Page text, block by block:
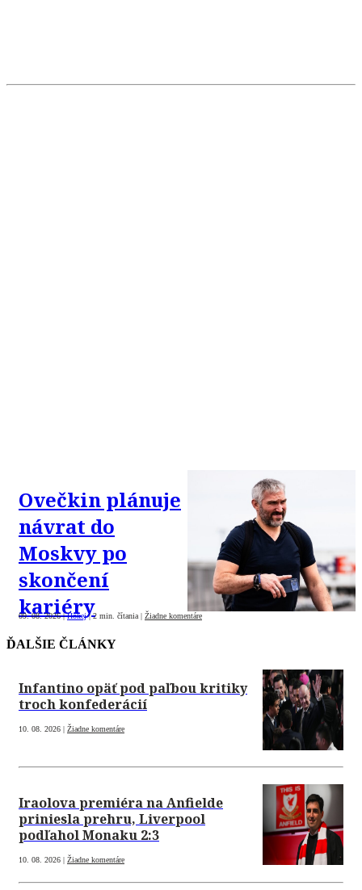
Ovečkin plánuje
návrat do
Moskvy po
skončení
kariéry
09. 08. 2026| Hokej |2 min. čítania | Žiadne komentáre
ĎALŠIE ČLÁNKY
Infantino opäť pod paľbou kritiky
troch konfederácií
10. 08. 2026 | Žiadne komentáre
Iraolova premiéra na Anfielde
priniesla prehru, Liverpool
podľahol Monaku 2:3
10. 08. 2026 | Žiadne komentáre